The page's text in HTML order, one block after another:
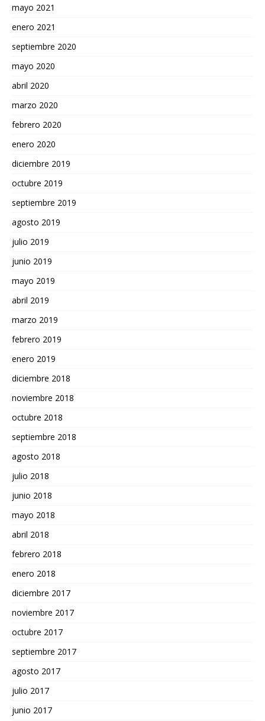
mayo 2021
enero 2021
septiembre 2020
mayo 2020
abril 2020
marzo 2020
febrero 2020
enero 2020
diciembre 2019
octubre 2019
septiembre 2019
agosto 2019
julio 2019
junio 2019
mayo 2019
abril 2019
marzo 2019
febrero 2019
enero 2019
diciembre 2018
noviembre 2018
octubre 2018
septiembre 2018
agosto 2018
julio 2018
junio 2018
mayo 2018
abril 2018
febrero 2018
enero 2018
diciembre 2017
noviembre 2017
octubre 2017
septiembre 2017
agosto 2017
julio 2017
junio 2017